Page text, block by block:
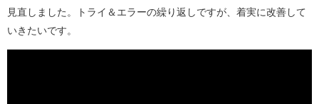
見直しました。トライ＆エラーの繰り返しですが、着実に改善して
いきたいです。